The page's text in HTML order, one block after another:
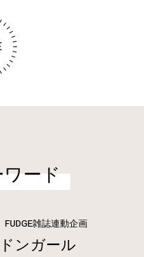
ード
FUDGE雑誌連動企画
ンガール